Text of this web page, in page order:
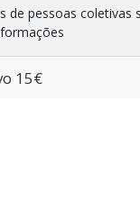
de pessoas coletivas
15€